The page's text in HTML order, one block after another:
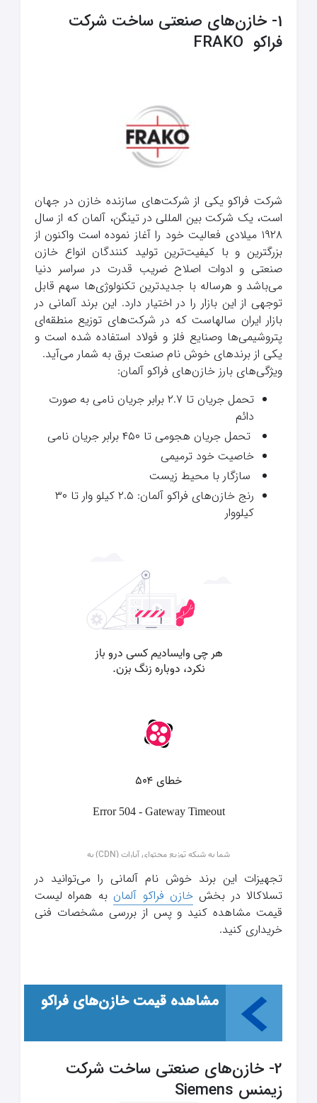
1- خازن‌های صنعتی ساخت شرکت
شرکت فراکو یکی از شرکت‌های سازنده خازن در جهان
است، یک شرکت بین المللی در تینگن، آلمان که از سال
۱۹۲۸ میلادی فعالیت خود را آغاز نموده است واکنون از
بزرگترین و با کیفیت‌ترین تولید کنندگان انواع خازن
صنعتی و ادوات اصلاح ضریب قدرت در سراسر دنیا
می‌باشد و هرساله با جدیدترین تکنولوژی‌ها سهم قابل
توجهی از این بازار را در اختیار دارد. این برند آلمانی در
بازار ایران سالهاست که در شرکت‌های توزیع منطقه‌ای
پتروشیمی‌ها وصنایع فلز و فولاد استفاده شده است و
یکی از برند‌های خوش نام صنعت برق به شمار می‌آید.
ویژگی‌های بارز خازن‌های فراکو آلمان:
تحمل جریان تا ۲.۷ برابر جریان نامی به صورت
دائم
تحمل جریان هجومی تا ۴۵۰ برابر جریان نامی
خاصیت خود ترمیمی
سازگار با محیط زیست
رنج خازن‌های فراکو آلمان: ۲.۵ کیلو وار تا ۳۰
کیلووار
تجهیزات این برند خوش نام آلمانی را می‌توانید در
تسلاکالا در بخشخازن فراکو آلمان به همراه لیست
قیمت مشاهده کنید و پس از بررسی مشخصات فنی
خریداری کنید.
مشاهده قیمت خازن‌های فراکو
2- خازن‌های صنعتی ساخت شرکت
زیمنس Siemens